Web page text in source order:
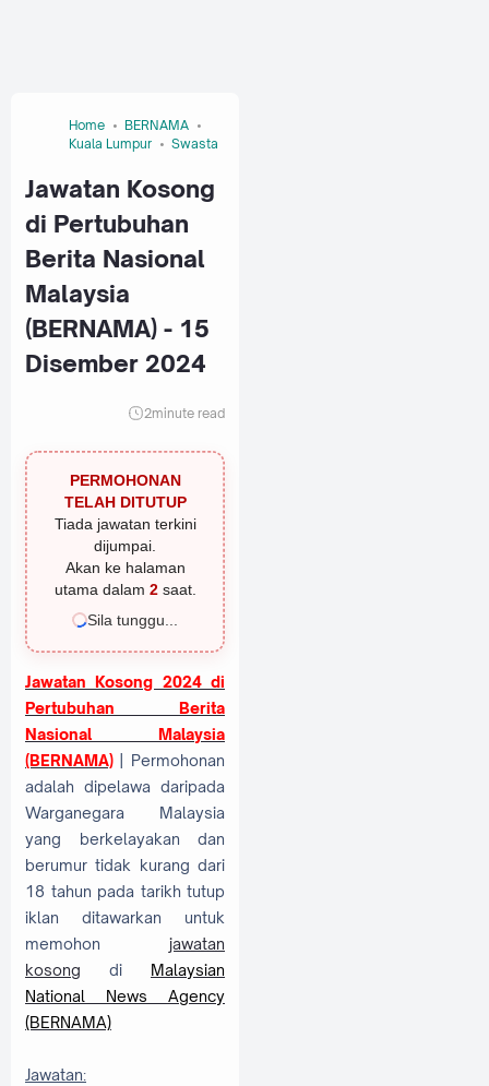
Home
BERNAMA
Kuala Lumpur
Swasta
Jawatan Kosong
di Pertubuhan
Berita Nasional
Malaysia
(BERNAMA) - 15
Disember 2024
2minute read
PERMOHONAN
TELAH DITUTUP
Tiada jawatan terkini
dijumpai.
Akan ke halaman
utama dalam 1saat.
Sila tunggu...
Jawatan Kosong 2024 di
Pertubuhan Berita
Nasional Malaysia
(BERNAMA) | Permohonan
adalah dipelawa daripada
Warganegara Malaysia
yang berkelayakan dan
berumur tidak kurang dari
18 tahun pada tarikh tutup
iklan ditawarkan untuk
memohon jawatan
kosong di Malaysian
National News Agency
(BERNAMA)
Jawatan: